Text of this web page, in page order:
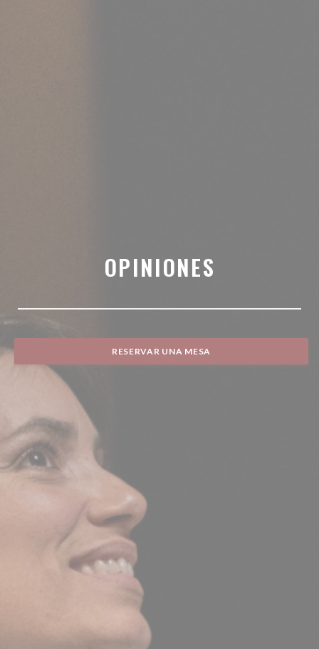
OPINIONES
RESERVAR UNA MESA